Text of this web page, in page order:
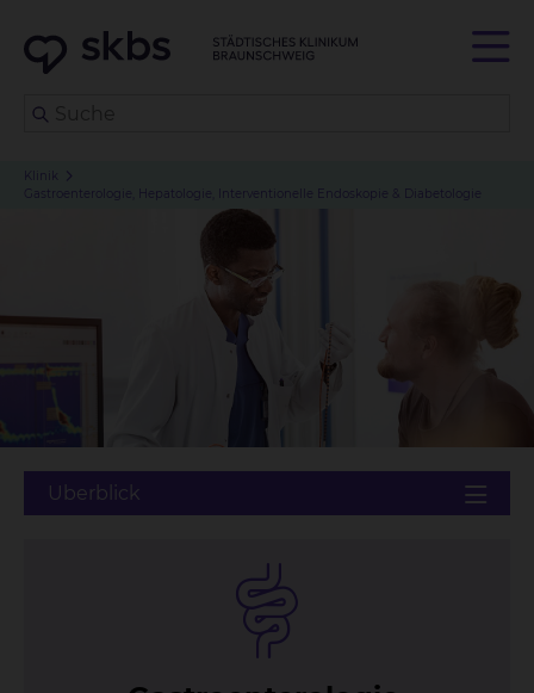
Klinik
Gastroenterologie, Hepatologie, Interventionelle Endoskopie & Diabetologie